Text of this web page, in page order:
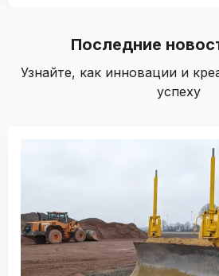
Последние
Узнайте, как инновации и
успеху